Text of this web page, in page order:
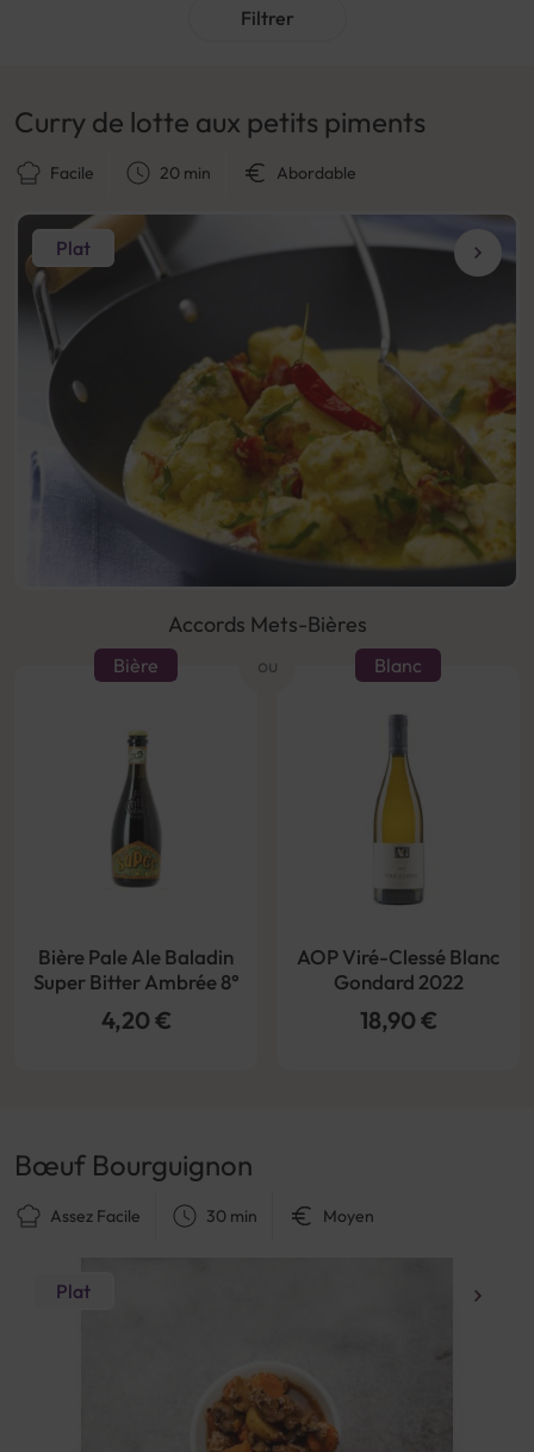
Filtrer
Plat
Curry de lotte aux petits piments
Facile 20 min Abordable
Accords Mets-Bières
ou
Bière
Bière Pale Ale Baladin
Super Bitter Ambrée 8°
4,20 €
Blanc
AOP Viré-Clessé Blanc
Gondard 2022
18,90 €
Plat
Bœuf Bourguignon
Assez Facile 30 min Moyen